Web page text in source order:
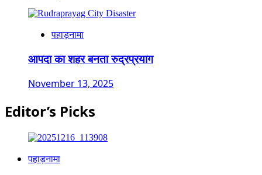
पहाड़नामा
आपदा का शहर बनता रुद्रप्रयाग
November 13, 2025
Editor’s Picks
पहाड़नामा